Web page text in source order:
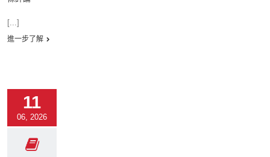
[...]
進一步了解
11
06, 2026